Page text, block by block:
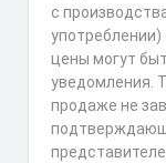
с
употреблении)
цены могут
уведомления.
продаже не